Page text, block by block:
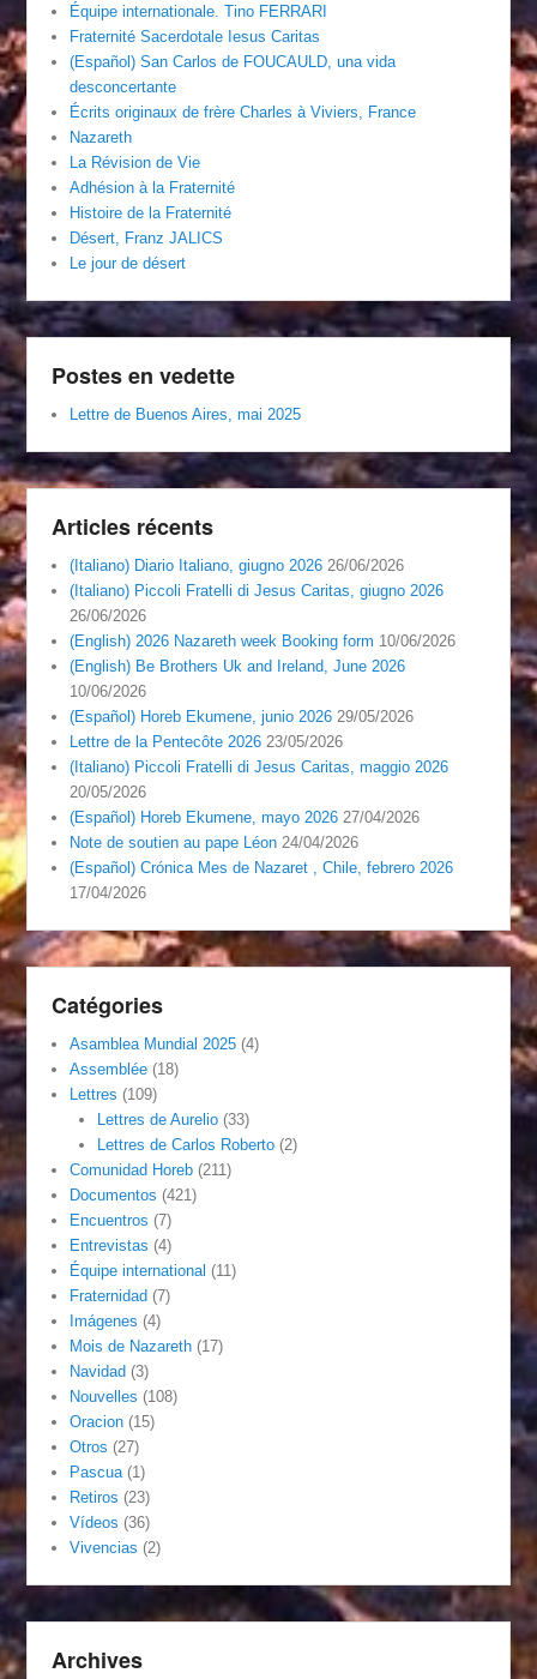
Équipe internationale. Tino FERRARI
Fraternité Sacerdotale Iesus Caritas
(Español) San Carlos de FOUCAULD, una vida
desconcertante
Écrits originaux de frère Charles à Viviers, France
Nazareth
La Révision de Vie
Adhésion à la Fraternité
Histoire de la Fraternité
Désert, Franz JALICS
Le jour de désert
Postes en vedette
Lettre de Buenos Aires, mai 2025
Articles récents
(Italiano) Diario Italiano, giugno 2026 26/06/2026
(Italiano) Piccoli Fratelli di Jesus Caritas, giugno 2026
26/06/2026
(English) 2026 Nazareth week Booking form 10/06/2026
(English) Be Brothers Uk and Ireland, June 2026
10/06/2026
(Español) Horeb Ekumene, junio 2026 29/05/2026
Lettre de la Pentecôte 2026 23/05/2026
(Italiano) Piccoli Fratelli di Jesus Caritas, maggio 2026
20/05/2026
(Español) Horeb Ekumene, mayo 2026 27/04/2026
Note de soutien au pape Léon 24/04/2026
(Español) Crónica Mes de Nazaret , Chile, febrero 2026
17/04/2026
Catégories
Asamblea Mundial 2025 (4)
Assemblée (18)
Lettres (109)
Lettres de Aurelio(33)
Lettres de Carlos Roberto(2)
Comunidad Horeb (211)
Documentos (421)
Encuentros (7)
Entrevistas (4)
Équipe international (11)
Fraternidad (7)
Imágenes (4)
Mois de Nazareth (17)
Navidad (3)
Nouvelles (108)
Oracion (15)
Otros (27)
Pascua (1)
Retiros (23)
Vídeos (36)
Vivencias (2)
Archives